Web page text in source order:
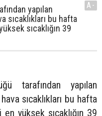
yapılan
sıcaklıkları bu hafta
sıcaklığın 39
A-
tarafından yapılan
sıcaklıkları bu hafta
yüksek sıcaklığın 39